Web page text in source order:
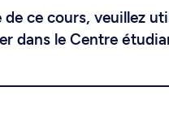
ce cours, veuillez
dans le Centre